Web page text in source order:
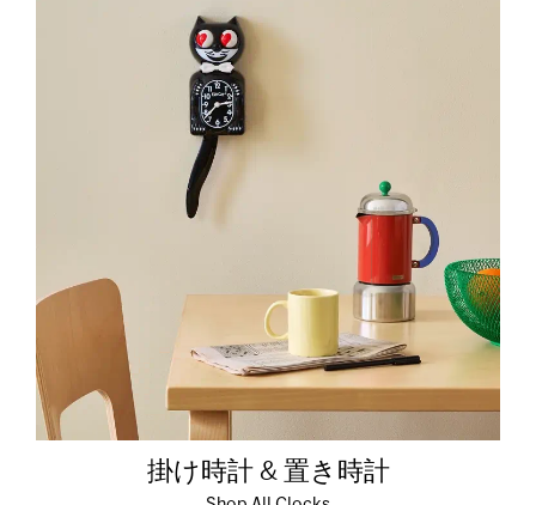
掛け時計 & 置き時計